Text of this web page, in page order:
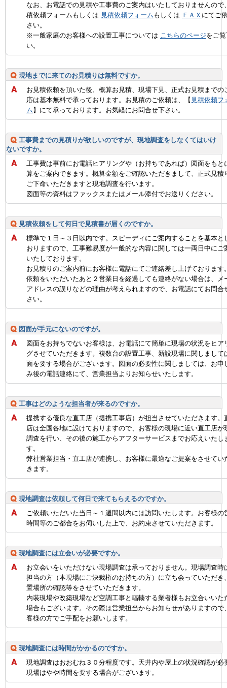
なお、お電話での見積や工事費のご案内はいたしておりませんので
積依頼フォームもしくは 見積依頼フォーム もしくは ＦＡＸ にてご
さい。
※一般家庭のお客様への設置工事については こちらのページをご
い。
現地までに来てのお見積りは無料ですか。
お見積依頼を頂いた後、概算お見積、現場下見、正式お見積までの
応は基本無料で承っております。お見積のご依頼は、【 見積依頼フ
ム】にて承っております。お気軽にお問合せ下さい。
工事費までの見積りが欲しいのですが、現地調査をしなくてはいけ
ないですか。
工事費は事前にお電話ヒアリングや（お持ちであれば）図面をもと
算をご案内できます。概算金額をご確認いただきまして、正式見積
ご下命いただきますと現地調査を行います。
図面等の資料はファックスまたはメール添付でお送りください。
見積依頼をして何日で見積書が届くのですか。
標準で１日～３日以内です。スピーディにご案内することを基本と
おりますので、工事難易度が一般的な内容に関しては一両日中にご
いたしております。
お見積りのご案内前にお客様に電話にてご連絡差し上げております
依頼をいただいたあと２営業日を経過しても連絡がない場合は、メ
アドレスの誤りなどの理由が考えられますので、お電話にてお問合
さい。
図面が手元にないのですが。
図面をお持ちでないお客様は、お電話にて簡単に現場の状況をヒア
グさせていただきます。複数台の設置工事、新設現場に関しまして
面を要する場合がございます。図面の必要性に関しましては、お申
み後の電話連絡にて、営業担当よりお知らせいたします。
工事はどのような担当者が来るのですか。
提携する優良な直工店（提携工事店）が担当させていただきます。
店は全国各地に設けておりますので、お客様の現場に近い直工店が
調査を行い、その後の施工からアフターサービスまでお応えいたし
す。
弊社営業担当・直工店が連携し、お客様に最適なご提案をさせてい
きます。
現地調査は依頼して何日で来てもらえるのですか。
ご依頼いただいた当日～１週間以内には訪問いたします。お客様の
時間等のご都合をお伺いした上で、お約束させていただきます。
現地調査には立会いが必要ですか。
お立会いをいただけない現場調査は承っておりません。現場調査時
担当の方（本現場にご決裁権のお持ちの方）に立ち会っていただき
置場所の確認等をさせていただきます。
内装現場や改築現場など空調工事と輻輳する業者様もお立合いいた
場合もございます。その際は営業担当からお知らせがありますので
客様の方でご手配をお願いします。
現地調査には時間がかかるのですか。
現地調査はおおむね３０分程度です。天井内や屋上の状況確認が必
現場はやや時間を要する場合がございます。